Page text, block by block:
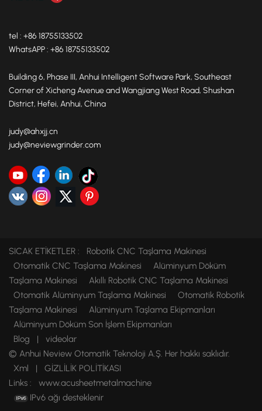
tel : +86 18755133502
WhatsAPP : +86 18755133502
Building 6, Phase III, Anhui Intelligent Software Park, Southeast
Corner of Xicheng Avenue and Wangjiang West Road, Shushan
District, Hefei, Anhui, China
judy@ahxjj.cn
judy@neviewgrinder.com
SICAK ETİKETLER :
Robotik CNC Taşlama Makinesi
Otomatik CNC Taşlama Makinesi
Alüminyum Döküm
Taşlama Makinesi
Akıllı Robotik CNC Taşlama Makinesi
Otomatik Alüminyum Taşlama Makinesi
Otomatik Robotik
Taşlama Makinesi
Alüminyum Taşlama Ekipmanları
Alüminyum Döküm Son İşlem Ekipmanları
Blog
|
videolar
© Anhui Neview Otomatik Teknoloji A.Ş. Her hakkı saklıdır.
Xml
|
GİZLİLİK POLİTİKASI
Links :
www.acusheetmetalmachine
IPv6 ağı desteklenir